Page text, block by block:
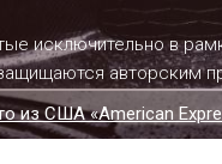
исключительно в
из США «American